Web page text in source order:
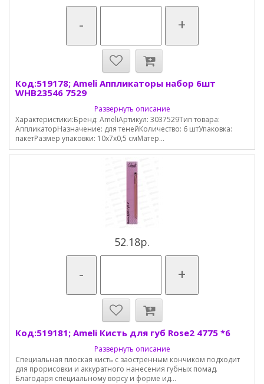
- +
Код:519178; Ameli Аппликаторы набор 6шт
WHB23546 7529
Развернуть описание
Характеристики:Бренд: AmeliАртикул: 3037529Тип товара:
АппликаторНазначение: для тенейКоличество: 6 штУпаковка:
пакетРазмер упаковки: 10х7х0,5 смМатер...
52.18р.
- +
Код:519181; Ameli Кисть для губ Rose2 4775 *6
Развернуть описание
Специальная плоская кисть с заостренным кончиком подходит
для прорисовки и аккуратного нанесения губных помад.
Благодаря специальному ворсу и форме ид...